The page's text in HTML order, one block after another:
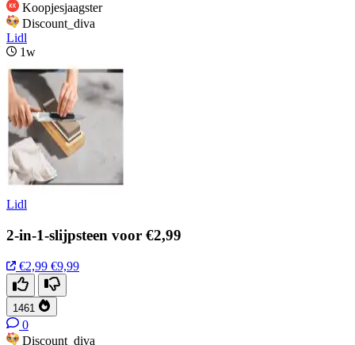
Koopjesjaagster
Discount_diva
Lidl
1w
Lidl
2-in-1-slijpsteen voor €2,99
€2,99 €9,99
1461
0
Discount_diva